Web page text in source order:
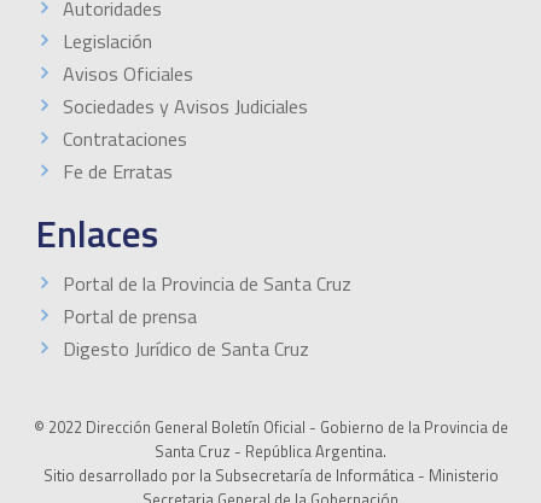
Autoridades
Legislación
Avisos Oficiales
Sociedades y Avisos Judiciales
Contrataciones
Fe de Erratas
Enlaces
Portal de la Provincia de Santa Cruz
Portal de prensa
Digesto Jurídico de Santa Cruz
© 2022 Dirección General Boletín Oficial - Gobierno de la Provincia de
Santa Cruz - República Argentina.
Sitio desarrollado por la Subsecretaría de Informática - Ministerio